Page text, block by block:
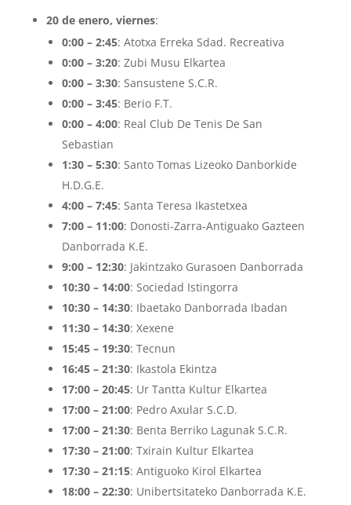
20 de enero, viernes:
0:00 – 2:45: Atotxa Erreka Sdad. Recreativa
0:00 – 3:20: Zubi Musu Elkartea
0:00 – 3:30: Sansustene S.C.R.
0:00 – 3:45: Berio F.T.
0:00 – 4:00: Real Club De Tenis De San
Sebastian
1:30 – 5:30: Santo Tomas Lizeoko Danborkide
H.D.G.E.
4:00 – 7:45: Santa Teresa Ikastetxea
7:00 – 11:00: Donosti-Zarra-Antiguako Gazteen
Danborrada K.E.
9:00 – 12:30: Jakintzako Gurasoen Danborrada
10:30 – 14:00: Sociedad Istingorra
10:30 – 14:30: Ibaetako Danborrada Ibadan
11:30 – 14:30: Xexene
15:45 – 19:30: Tecnun
16:45 – 21:30: Ikastola Ekintza
17:00 – 20:45: Ur Tantta Kultur Elkartea
17:00 – 21:00: Pedro Axular S.C.D.
17:00 – 21:30: Benta Berriko Lagunak S.C.R.
17:30 – 21:00: Txirain Kultur Elkartea
17:30 – 21:15: Antiguoko Kirol Elkartea
18:00 – 22:30: Unibertsitateko Danborrada K.E.